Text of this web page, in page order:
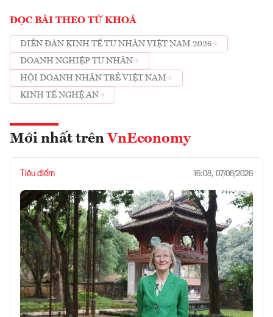
ĐỌC BÀI THEO TỪ KHOÁ
DIỄN ĐÀN KINH TẾ TƯ NHÂN VIỆT NAM 2026
DOANH NGHIỆP TƯ NHÂN
HỘI DOANH NHÂN TRẺ VIỆT NAM
KINH TẾ NGHỆ AN
Mới nhất trên VnEconomy
Tiêu điểm 16:08, 07/08/2026